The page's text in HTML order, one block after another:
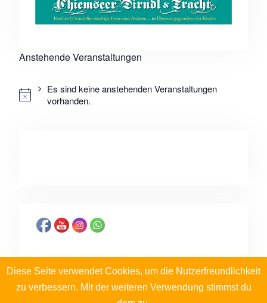
Anstehende Veranstaltungen
Es sind keine anstehenden Veranstaltungen
vorhanden.
Diese Seite verwendet Cookies, um die Nutzerfreundlichkeit
zu verbessern. Mit der weiteren Verwendung stimmst du